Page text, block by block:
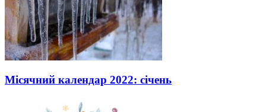
Місячний календар 2022: січень